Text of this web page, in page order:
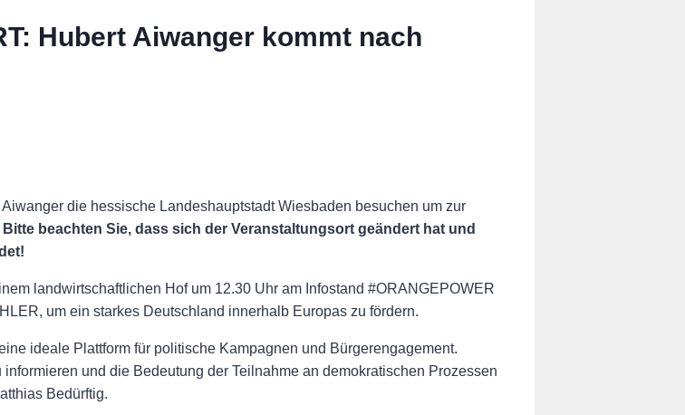
Hubert Aiwanger kommt nach
die hessische Landeshauptstadt Wiesbaden besuchen um zur
Bitte beachten Sie, dass sich der Veranstaltungsort geändert hat und
landwirtschaftlichen Hof um 12.30 Uhr am Infostand #ORANGEPOWER
um ein starkes Deutschland innerhalb Europas zu fördern.
ideale Plattform für politische Kampagnen und Bürgerengagement.
und die Bedeutung der Teilnahme an demokratischen Prozessen
Bedürftig.